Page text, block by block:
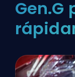
Gen.G